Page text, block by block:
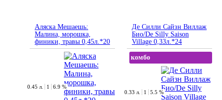
Аляска Мешаешь:
Малина, морошка,
финики, травы 0,45л.*20
0.45 л. 1 6.9 %
Де Силли Сайзн Виллаж
Био/De Silly Saison
Village 0,33л.*24
комбо
0.33 л. 1 5.5 %